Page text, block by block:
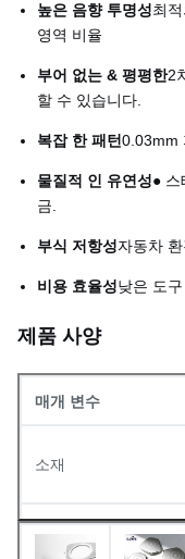
높은 음향 투명성최
영역 비율
부어 없는 & 평평한2
할 수 있습니다.
복잡 한 패턴0.03mm
물질적 인 유연성● 스
금.
부식 저항성자동차
비용 효율성낮은 도
제품 사양
매개 변수
소재
두께